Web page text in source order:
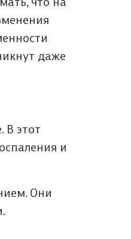
даже
В этот
и
Они